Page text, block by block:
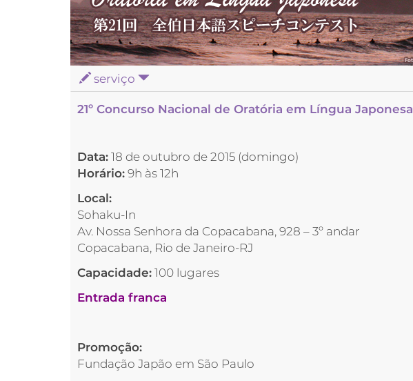
serviço
21º Concurso Nacional de Oratória em Língua Japonesa
Data: 18 de outubro de 2015 (domingo)
Horário: 9h às 12h
Local:
Sohaku-In
Av. Nossa Senhora da Copacabana, 928 – 3º andar
Copacabana, Rio de Janeiro-RJ
Capacidade: 100 lugares
Entrada franca
Promoção:
Fundação Japão em São Paulo